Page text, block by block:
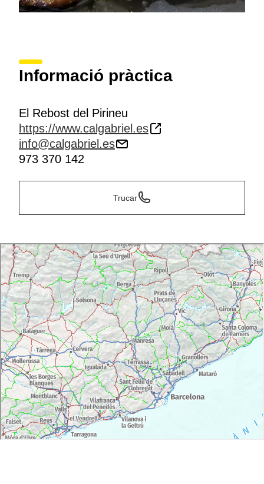
Informació pràctica
El Rebost del Pirineu
https://www.calgabriel.es
info@calgabriel.es
973 370 142
Trucar